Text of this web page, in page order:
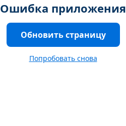
Ошибка приложения
Обновить страницу
Попробовать снова